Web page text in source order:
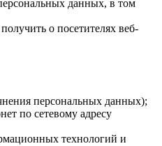
данных, в том
о посетителях веб-
персональных данных);
по сетевому адресу
технологий и